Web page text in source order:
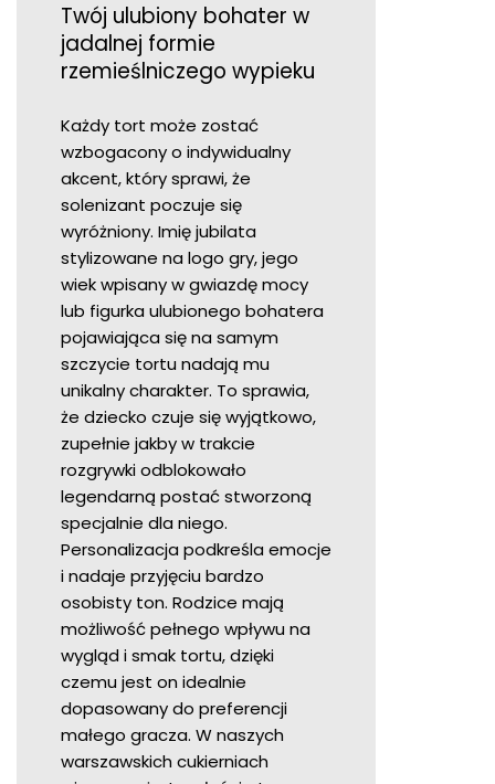
Twój ulubiony bohater w
jadalnej formie
rzemieślniczego wypieku
Każdy tort może zostać
wzbogacony o indywidualny
akcent, który sprawi, że
solenizant poczuje się
wyróżniony. Imię jubilata
stylizowane na logo gry, jego
wiek wpisany w gwiazdę mocy
lub figurka ulubionego bohatera
pojawiająca się na samym
szczycie tortu nadają mu
unikalny charakter. To sprawia,
że dziecko czuje się wyjątkowo,
zupełnie jakby w trakcie
rozgrywki odblokowało
legendarną postać stworzoną
specjalnie dla niego.
Personalizacja podkreśla emocje
i nadaje przyjęciu bardzo
osobisty ton. Rodzice mają
możliwość pełnego wpływu na
wygląd i smak tortu, dzięki
czemu jest on idealnie
dopasowany do preferencji
małego gracza. W naszych
warszawskich cukierniach